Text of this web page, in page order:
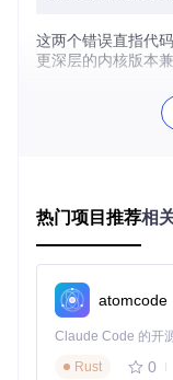
这两个错误直指代
更深层的内核版本兼
：通过
改记录，发现移
技术原理：
技术点睛：
MPORT_NS
宏用于
热门项目推荐相
atomcode
Rust
0